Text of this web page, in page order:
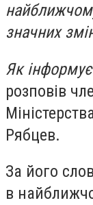
значних
Як
розповів
Рябцев.
За його
в